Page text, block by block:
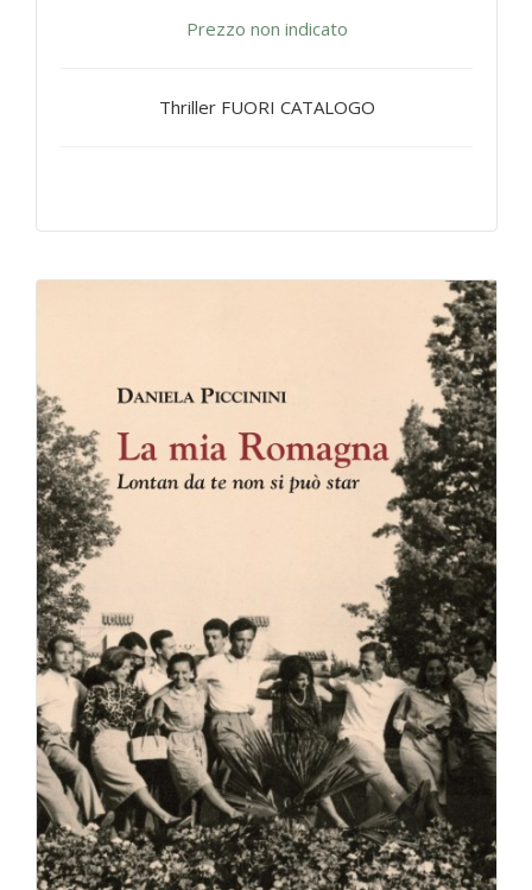
Prezzo non indicato
Thriller FUORI CATALOGO